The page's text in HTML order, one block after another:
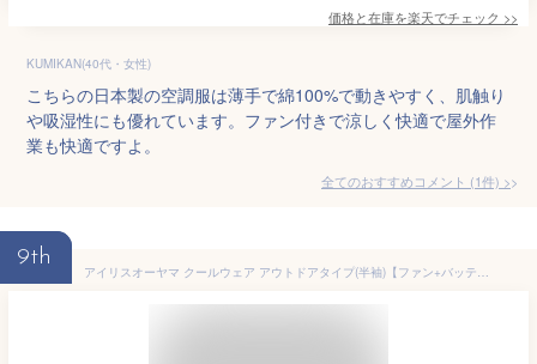
価格と在庫を楽天でチェック >>
KUMIKAN(40代・女性)
こちらの日本製の空調服は薄手で綿100%で動きやすく、肌触り
や吸湿性にも優れています。ファン付きで涼しく快適で屋外作
業も快適ですよ。
全てのおすすめコメント (1件) >
9th
アイリスオーヤマ クールウェア アウトドアタイプ(半袖)【ファン+バッテリーセット】色：グリーン /【型番：COHS-M02-G】/ サイズ：M・L・2L熱中症対策 空調服